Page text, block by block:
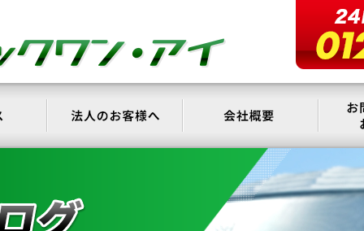
サービス 法人のお客様へ 会社概